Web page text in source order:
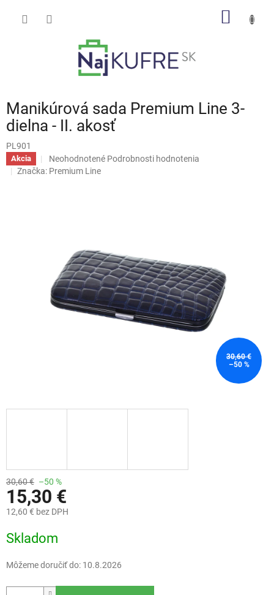
Manikúrová sada Premium Line 3-
dielna - II. akosť
PL901
Akcia
Priemerné
hodnotenie
Neohodnotené Podrobnosti hodnotenia
Značka: Premium Line
30,60 €
–50 %
30,60 € –50 %
15,30 €
12,60 € bez DPH
cena:
Skladom
Môžeme doručiť do: 10.8.2026